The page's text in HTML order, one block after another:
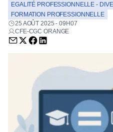
EGALITÉ PROFESSIONNELLE -
FORMATION PROFESSIONNELLE
25 AOÛT 2025 - 09H07
CFE-CGC ORANGE
Envoyer par email (nouvelle
Partager sur Twitter
Partager sur
Partager sur